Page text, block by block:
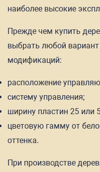
наиболее высокие
Прежде чем купить
выбрать любой
модификаций:
расположение
систему управления;
ширину пластин 25 или
цветовую гамму от
оттенка.
При производстве